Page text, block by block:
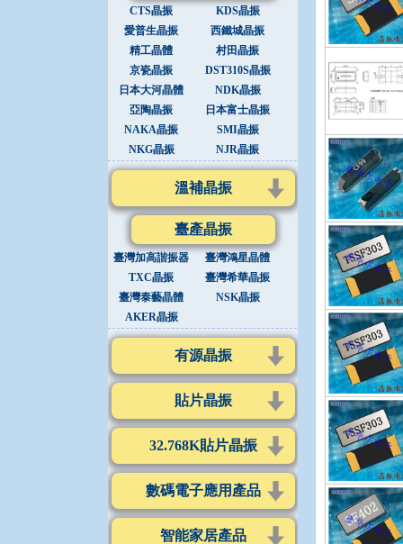
CTS晶振
KDS晶振
愛普生晶振
西鐵城晶振
精工晶體
村田晶振
京瓷晶振
DST310S晶振
日本大河晶體
NDK晶振
亞陶晶振
日本富士晶振
NAKA晶振
SMI晶振
NKG晶振
NJR晶振
溫補晶振
臺產晶振
臺灣加高諧振器
臺灣鴻星晶體
TXC晶振
臺灣希華晶振
臺灣泰藝晶體
NSK晶振
AKER晶振
有源晶振
貼片晶振
32.768K貼片晶振
數碼電子應用產品
智能家居產品